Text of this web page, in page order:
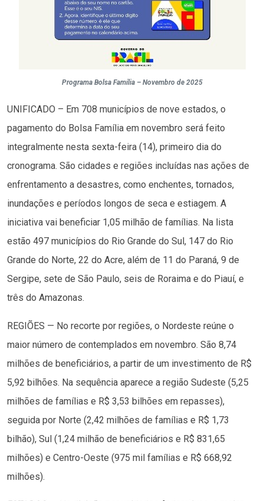
Programa Bolsa Família – Novembro de 2025
UNIFICADO – Em 708 municípios de nove estados, o
pagamento do Bolsa Família em novembro será feito
integralmente nesta sexta-feira (14), primeiro dia do
cronograma. São cidades e regiões incluídas nas ações de
enfrentamento a desastres, como enchentes, tornados,
inundações e períodos longos de seca e estiagem. A
iniciativa vai beneficiar 1,05 milhão de famílias. Na lista
estão 497 municípios do Rio Grande do Sul, 147 do Rio
Grande do Norte, 22 do Acre, além de 11 do Paraná, 9 de
Sergipe, sete de São Paulo, seis de Roraima e do Piauí, e
três do Amazonas.
REGIÕES — No recorte por regiões, o Nordeste reúne o
maior número de contemplados em novembro. São 8,74
milhões de beneficiários, a partir de um investimento de R$
5,92 bilhões. Na sequência aparece a região Sudeste (5,25
milhões de famílias e R$ 3,53 bilhões em repasses),
seguida por Norte (2,42 milhões de famílias e R$ 1,73
bilhão), Sul (1,24 milhão de beneficiários e R$ 831,65
milhões) e Centro-Oeste (975 mil famílias e R$ 668,92
milhões).